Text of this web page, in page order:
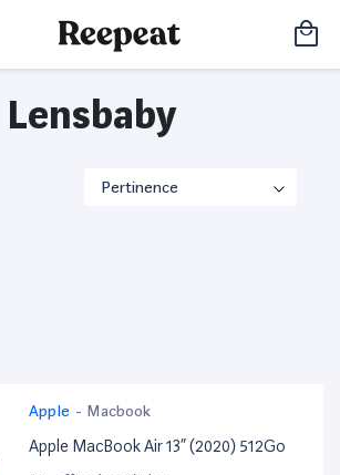
Lensbaby
Apple - Macbook
Apple MacBook Air 13” (2020) 512Go